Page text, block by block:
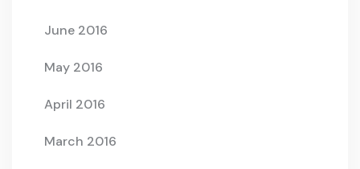
June 2016
May 2016
April 2016
March 2016